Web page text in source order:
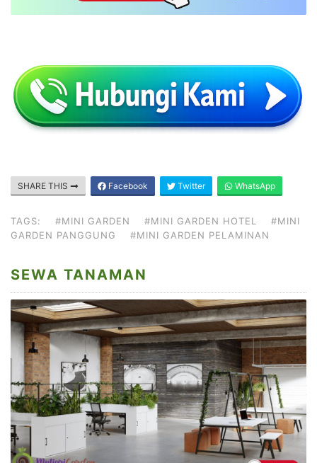
SHARE THIS Facebook Twitter WhatsApp
TAGS: #MINI GARDEN #MINI GARDEN HOTEL
#MINI
GARDEN PANGGUNG
#MINI GARDEN PELAMINAN
SEWA TANAMAN